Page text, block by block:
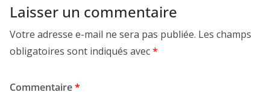
Laisser un commentaire
Votre adresse e-mail ne sera pas publiée. Les champs
obligatoires sont indiqués avec*
Commentaire*